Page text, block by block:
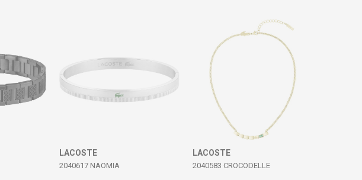
LACOSTE
2040617 NAOMIA
LACOSTE
2040583 CROCODELLE